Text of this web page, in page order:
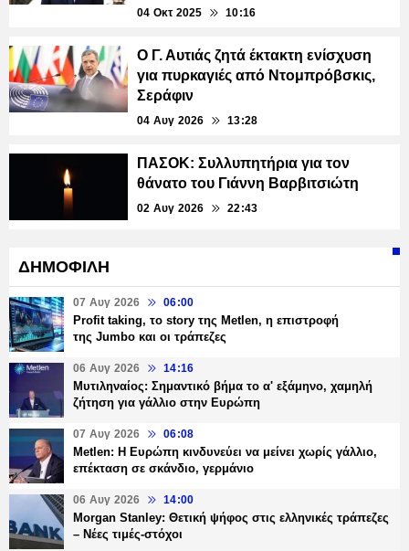
04 Οκτ 2025 10:16
Ο Γ. Αυτιάς ζητά έκτακτη ενίσχυση
για πυρκαγιές από Ντομπρόβσκις,
Σεράφιν
04 Αυγ 2026 13:28
ΠΑΣΟΚ: Συλλυπητήρια για τον
θάνατο του Γιάννη Βαρβιτσιώτη
02 Αυγ 2026 22:43
ΔΗΜΟΦΙΛΗ
07 Αυγ 2026 06:00
Profit taking, το story της Metlen, η επιστροφή
της Jumbo και οι τράπεζες
06 Αυγ 2026 14:16
Μυτιληναίος: Σημαντικό βήμα το α' εξάμηνο, χαμηλή
ζήτηση για γάλλιο στην Ευρώπη
07 Αυγ 2026 06:08
Metlen: Η Ευρώπη κινδυνεύει να μείνει χωρίς γάλλιο,
επέκταση σε σκάνδιο, γερμάνιο
06 Αυγ 2026 14:00
Morgan Stanley: Θετική ψήφος στις ελληνικές τράπεζες
– Νέες τιμές-στόχοι